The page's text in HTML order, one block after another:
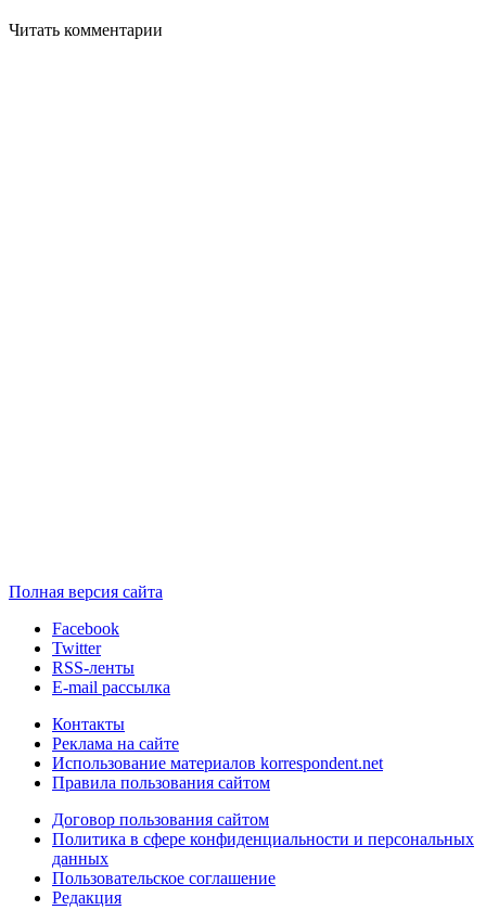
Читать комментарии
Полная версия сайта
Facebook
Twitter
RSS-ленты
E-mail рассылка
Контакты
Реклама на сайте
Использование материалов korrespondent.net
Правила пользования сайтом
Договор пользования сайтом
Политика в сфере конфиденциальности и персональных
данных
Пользовательское соглашение
Редакция